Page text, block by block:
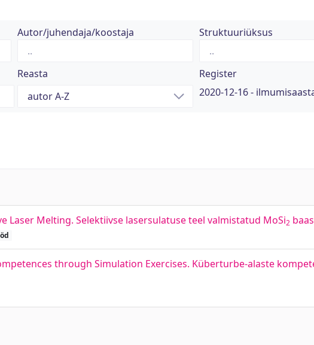
Autor/juhendaja/koostaja Struktuuriüksus
Reasta
Register
2020-12-16 -
Laser Melting. Selektiivse lasersulatuse teel valmistatud MoSi2
through Simulation Exercises. Küberturbe-alaste